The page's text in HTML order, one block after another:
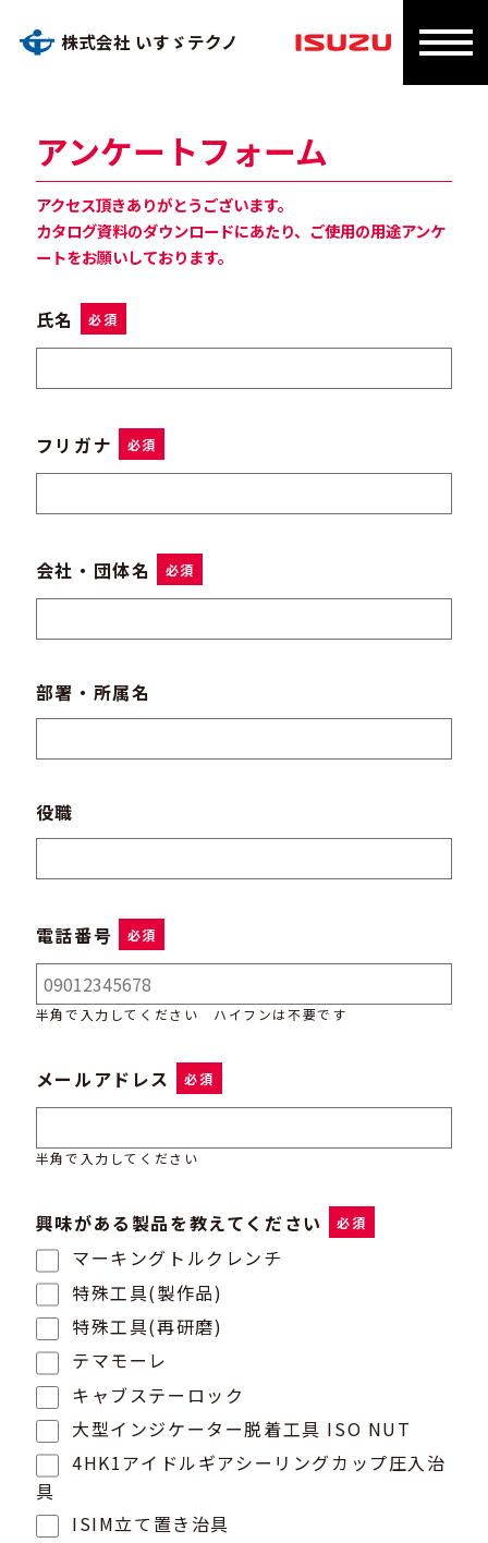
株式会社 いすゞテクノ
アンケートフォーム
アクセス頂きありがとうございます。
カタログ資料のダウンロードにあたり、ご使用の用途アンケ
ートをお願いしております。
必須
氏名
必須
フリガナ
必須
会社・団体名
部署・所属名
役職
必須
電話番号
半角で入力してください ハイフンは不要です
必須
メールアドレス
半角で入力してください
必須
興味がある製品を教えてください
マーキングトルクレンチ
特殊工具(製作品)
特殊工具(再研磨)
テマモーレ
キャブステーロック
大型インジケーター脱着工具 ISO NUT
4HK1アイドルギアシーリングカップ圧入治
具
ISIM立て置き治具